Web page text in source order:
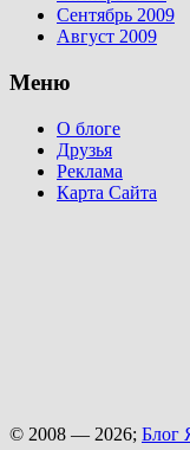
Сентябрь 2009
Август 2009
Меню
О блоге
Друзья
Реклама
Карта Сайта
© 2008 — 2026; Блог